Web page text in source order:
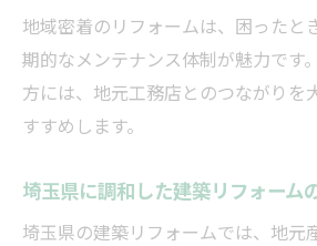
地域密着のリフォームは、困ったと
期的なメンテナンス体制が魅力です
方には、地元工務店とのつながりを
すすめします。
埼玉県に調和した建築リフォーム
埼玉県の建築リフォームでは、地元